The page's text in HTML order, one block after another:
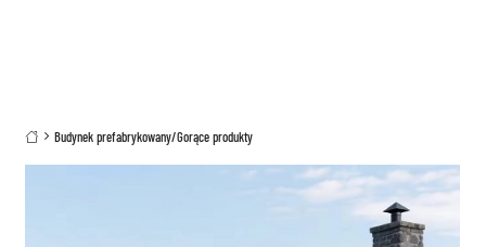
 Budynek prefabrykowany/Gorące produkty